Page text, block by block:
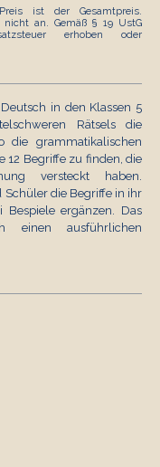
ist der Gesamtpreis.
nicht an. Gemäß § 19 UstG
erhoben oder
in den Klassen 5
Rätsels die
die grammatikalischen
12 Begriffe zu finden, die
versteckt haben.
die Begriffe in ihr
ergänzen. Das
einen ausführlichen